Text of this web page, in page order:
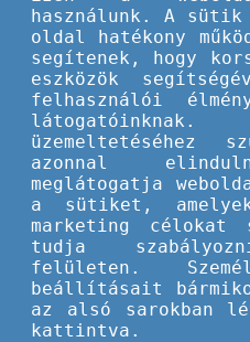
Nyári
Az
meg, ezúttal
használunk. A
oldal hatékony
segítenek, hogy
eszközök
felhasználói
üzemeltetéséhez
azonnal
meglátogatja
a sütiket,
marketing célokat
tudja
felületen.
beállításait
az alsó sarokban
kattintva.